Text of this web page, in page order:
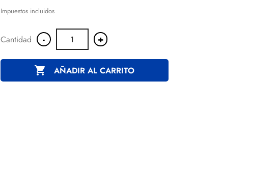
Impuestos incluidos
Cantidad - +
 AÑADIR AL CARRITO